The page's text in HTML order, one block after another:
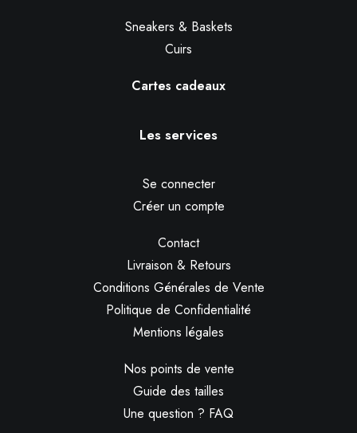
Sneakers & Baskets
Cuirs
Cartes cadeaux
Les services
Se connecter
Créer un compte
Contact
Livraison & Retours
Conditions Générales de Vente
Politique de Confidentialité
Mentions légales
Nos points de vente
Guide des tailles
Une question ? FAQ